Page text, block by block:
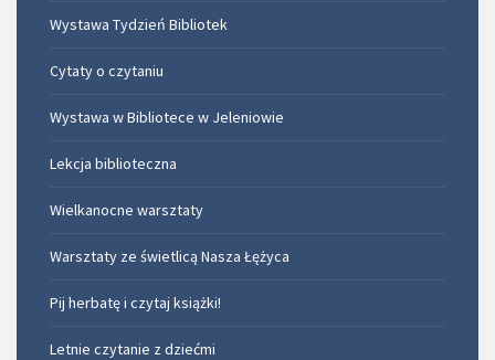
Wystawa Tydzień Bibliotek
Cytaty o czytaniu
Wystawa w Bibliotece w Jeleniowie
Lekcja biblioteczna
Wielkanocne warsztaty
Warsztaty ze świetlicą Nasza Łężyca
Pij herbatę i czytaj książki!
Letnie czytanie z dziećmi